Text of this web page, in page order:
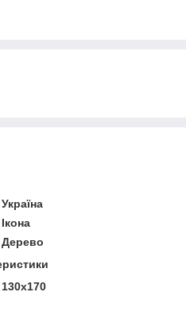
Україна
Ікона
Дерево
130х170